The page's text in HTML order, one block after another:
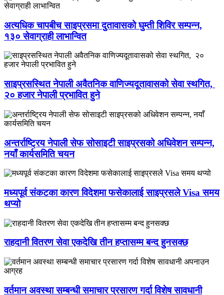
अत्यधिक चापबीच साइप्रसमा दुतावासको घुम्ती शिविर सम्पन्न,
१३० सेवाग्राही लाभान्वित
साइप्रसस्थित नेपाली अवैतनिक वाणिज्यदूतावासको सेवा स्थगित,
२० हजार नेपाली प्रभावित हुने
अन्तर्राष्ट्रिय नेपाली सेफ सोसाइटी साइप्रसको अधिवेशन सम्पन्न,
नयाँ कार्यसमिति चयन
मध्यपूर्व संकटका कारण विदेशमा फसेकालाई साइप्रसले Visa समय
थप्यो
राहदानी वितरण सेवा एकदेखि तीन हप्तासम्म बन्द हुनसक्छ
वर्तमान अवस्था सम्बन्धी समाचार प्रसारण गर्दा विशेष सावधानी